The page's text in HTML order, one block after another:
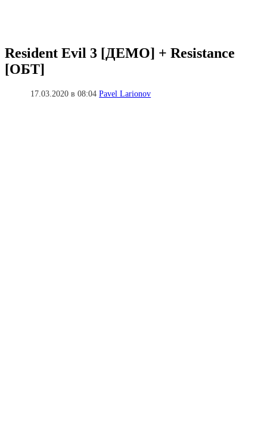
Resident Evil 3 [ДЕМО] + Resistance
[ОБТ]
17.03.2020 в 08:04Pavel Larionov